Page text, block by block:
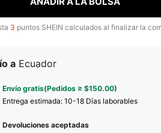
3 puntos SHEIN calculados al finalizar la
a Ecuador
Envío gratis(Pedidos ≥ $150.00)
Entrega estimada: 10-18 Días laborables
Devoluciones aceptadas